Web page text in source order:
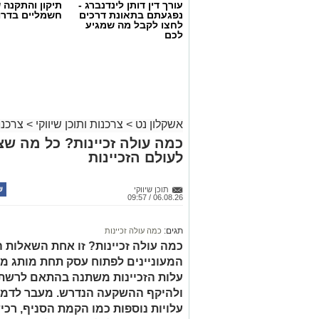
קרדיט תמונה magnific
הצרכים החברתיים
הפעילות רחבים הרבה יותר. לצד סיוע
פועלות עמותות רבות למען קשישים,
למשבר בעקבות מחלה, אובדן מקום
היא שתרומה אינה מתורגמת רק למוצר
הכוללת מוצרים חיוניים, ציוד, ליווי
לשמור על שגרת חיים מכובדת. ככל
עורך דין דותן לינדנברג -
נפגעתם בתאונת דרכים
לחצו לקבל מה שמגיע
לכם
תיקון
חשמליים
אשקלון נט > צרכנות ותוכן שיווקי >
כמה עולה זכיינות? כל מה
לעולם הזכיינות
תוכן שיווקי
06.08.26 / 09:57
תגים: כמה עולה זכיינות
כמה עולה זכיינות? זו אחת
המעוניינים לפתוח עסק תחת מותג
עלות הזכיינות משתנה בהתאם
ולהיקף ההשקעה הנדרש. מעבר
עלויות נוספות כמו הקמת הסניף,